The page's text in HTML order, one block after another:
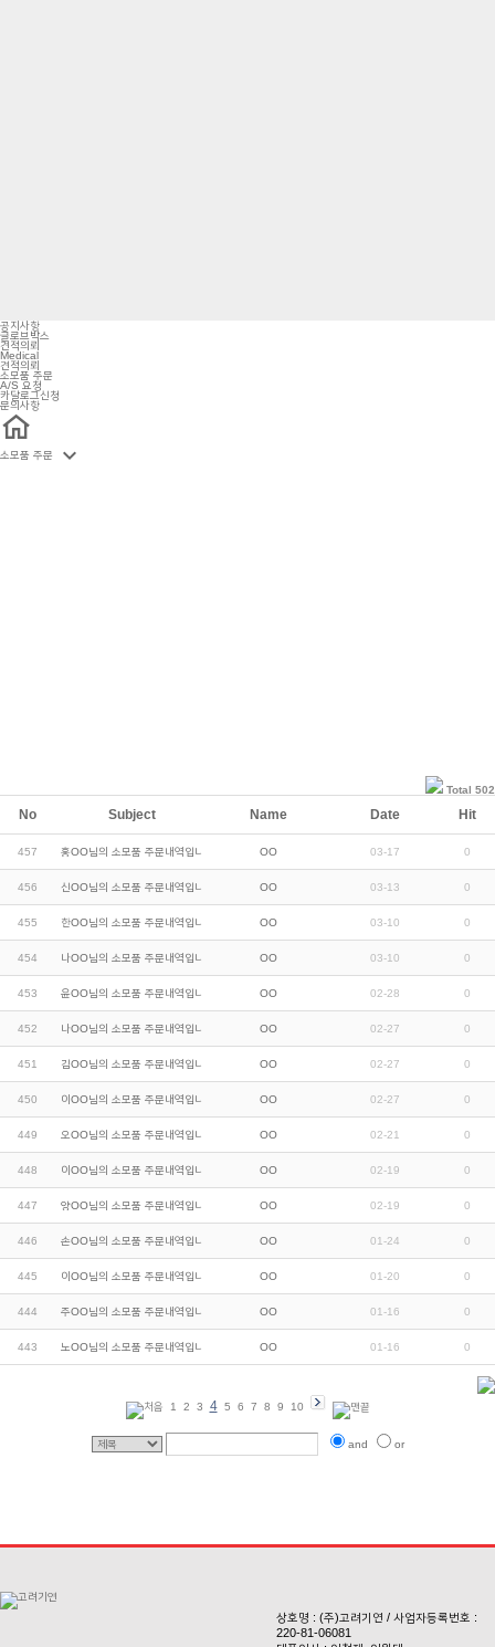
공지사항
글로브박스
견적의뢰
Medical
견적의뢰
소모품 주문
A/S 요청
카달로그신청
문의사항
소모품 주문 
Total 502
No Subject Name Date Hit
457 홍OO님의 소모품 주문내역입니다. OO 03-17 0
456 신OO님의 소모품 주문내역입니다. OO 03-13 0
455 한OO님의 소모품 주문내역입니다. OO 03-10 0
454 나OO님의 소모품 주문내역입니다. OO 03-10 0
453 윤OO님의 소모품 주문내역입니다. OO 02-28 0
452 나OO님의 소모품 주문내역입니다. OO 02-27 0
451 김OO님의 소모품 주문내역입니다. OO 02-27 0
450 이OO님의 소모품 주문내역입니다. OO 02-27 0
449 오OO님의 소모품 주문내역입니다. OO 02-21 0
448 이OO님의 소모품 주문내역입니다. OO 02-19 0
447 양OO님의 소모품 주문내역입니다. OO 02-19 0
446 손OO님의 소모품 주문내역입니다. OO 01-24 0
445 이OO님의 소모품 주문내역입니다. OO 01-20 0
444 주OO님의 소모품 주문내역입니다. OO 01-16 0
443 노OO님의 소모품 주문내역입니다. OO 01-16 0
1 2 3 4 5 6 7 8 9 10
and or
상호명 : (주)고려기연 / 사업자등록번호 :
220-81-06081